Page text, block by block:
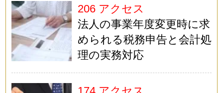
206 アクセス
法人の事業年度変更時に求
められる税務申告と会計処
理の実務対応